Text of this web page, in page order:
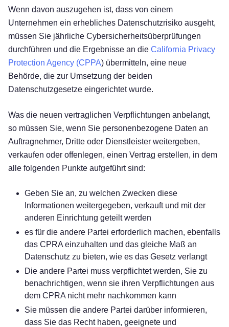
Wenn davon auszugehen ist, dass von einem
Unternehmen ein erhebliches Datenschutzrisiko ausgeht,
müssen Sie jährliche Cybersicherheitsüberprüfungen
durchführen und die Ergebnisse an die California Privacy
Protection Agency (CPPA) übermitteln, eine neue
Behörde, die zur Umsetzung der beiden
Datenschutzgesetze eingerichtet wurde.
Was die neuen vertraglichen Verpflichtungen anbelangt,
so müssen Sie, wenn Sie personenbezogene Daten an
Auftragnehmer, Dritte oder Dienstleister weitergeben,
verkaufen oder offenlegen, einen Vertrag erstellen, in dem
alle folgenden Punkte aufgeführt sind:
Geben Sie an, zu welchen Zwecken diese
Informationen weitergegeben, verkauft und mit der
anderen Einrichtung geteilt werden
es für die andere Partei erforderlich machen, ebenfalls
das CPRA einzuhalten und das gleiche Maß an
Datenschutz zu bieten, wie es das Gesetz verlangt
Die andere Partei muss verpflichtet werden, Sie zu
benachrichtigen, wenn sie ihren Verpflichtungen aus
dem CPRA nicht mehr nachkommen kann
Sie müssen die andere Partei darüber informieren,
dass Sie das Recht haben, geeignete und